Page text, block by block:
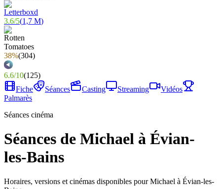
3.6/5(1,7 M)
38%(304)
6.6/10(125)
Fiche
Séances Casting Streaming
Vidéos
Palmarès
Séances cinéma
Séances de Michael à Évian-
les-Bains
Horaires, versions et cinémas disponibles pour Michael à Évian-les-